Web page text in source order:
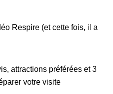
Respire (et cette fois, il a
attractions préférées et 3
votre visite